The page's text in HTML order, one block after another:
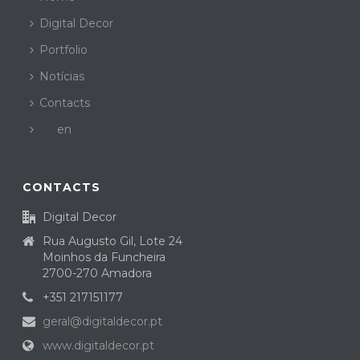
Digital Decor
Portfolio
Notícias
Contacts
en
CONTACTS
Digital Decor
Rua Augusto Gil, Lote 24
Moinhos da Funcheira
2700-270 Amadora
+351 217151177
geral@digitaldecor.pt
www.digitaldecor.pt